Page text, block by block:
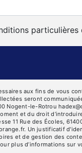
particulières
aux fins de vous
seront
Nogent-le-Rotrou
et du droit
11 Rue des Écoles,
Un justificatif
et de gestion des
plus d’informations sur